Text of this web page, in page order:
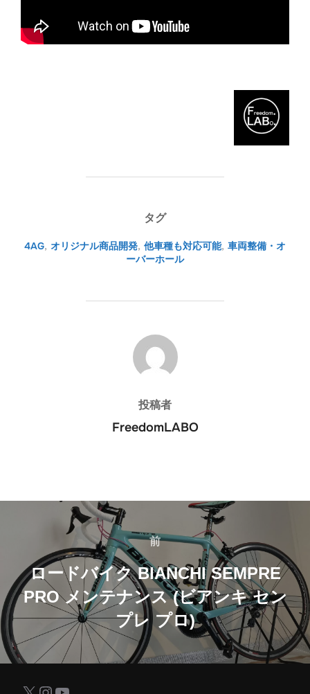
タグ
4AG, オリジナル商品開発, 他車種も対応可能, 車両整備・オ
ーバーホール
投稿者
投稿者
FreedomLABO
ナ
ビ
ゲ
ー
前
前
ロードバイク BIANCHI SEMPRE
PRO メンテナンス (ビアンキ セン
プレ プロ)